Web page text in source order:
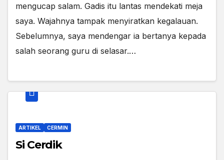
mengucap salam. Gadis itu lantas mendekati meja
saya. Wajahnya tampak menyiratkan kegalauan.
Sebelumnya, saya mendengar ia bertanya kepada
salah seorang guru di selasar.…
ARTIKEL CERMIN
Si Cerdik